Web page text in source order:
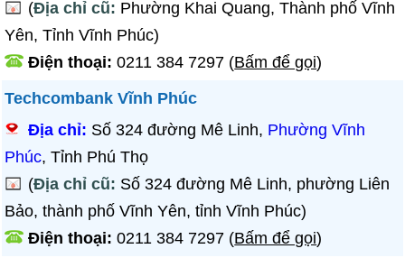
(Địa chỉ cũ: Phường Khai Quang, Thành phố Vĩnh
Yên, Tỉnh Vĩnh Phúc)
Điện thoại:0211 384 7297 (Bấm để gọi)
Techcombank Vĩnh Phúc
Địa chỉ: Số 324 đường Mê Linh, Phường Vĩnh
Phúc, Tỉnh Phú Thọ
(Địa chỉ cũ: Số 324 đường Mê Linh, phường Liên
Bảo, thành phố Vĩnh Yên, tỉnh Vĩnh Phúc)
Điện thoại:0211 384 7297 (Bấm để gọi)